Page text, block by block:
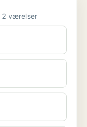
Andelsbolig til salg i 9000 Aalborg 2 værelser